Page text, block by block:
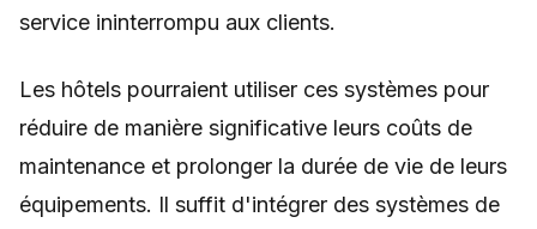
service ininterrompu aux clients.
Les hôtels pourraient utiliser ces systèmes pour
réduire de manière significative leurs coûts de
maintenance et prolonger la durée de vie de leurs
équipements. Il suffit d'intégrer des systèmes de